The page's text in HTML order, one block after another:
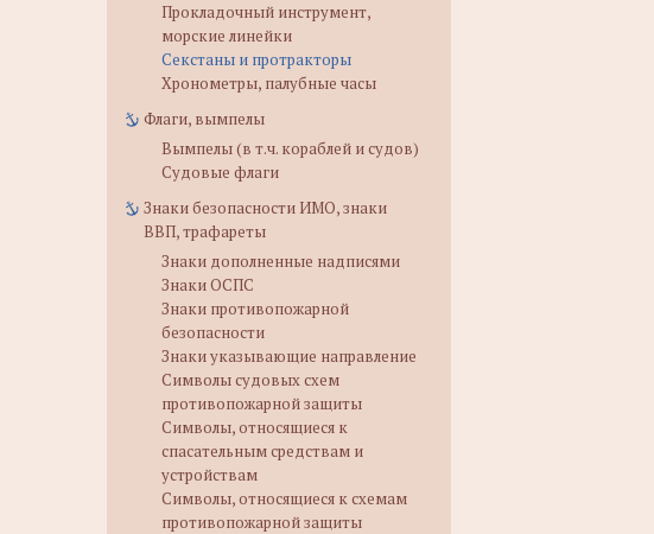
Прокладочный инструмент,
морские линейки
Секстаны и протракторы
Хронометры, палубные часы
Флаги, вымпелы
Вымпелы (в т.ч. кораблей и судов)
Судовые флаги
Знаки безопасности ИМО, знаки
ВВП, трафареты
Знаки дополненные надписями
Знаки ОСПС
Знаки противопожарной
безопасности
Знаки указывающие направление
Символы судовых схем
противопожарной защиты
Символы, относящиеся к
спасательным средствам и
устройствам
Символы, относящиеся к схемам
противопожарной защиты